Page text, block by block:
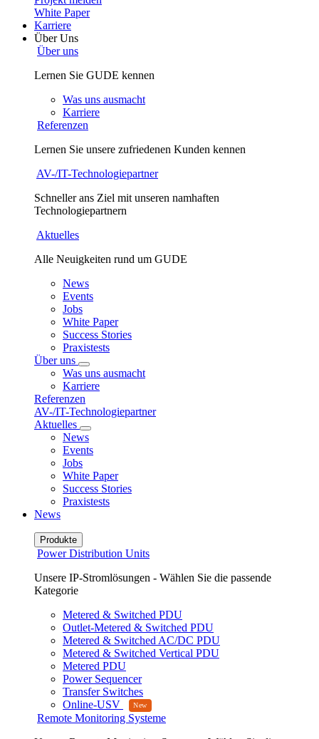
White Paper
Karriere
Über Uns
Über uns
Lernen Sie GUDE kennen
Was uns ausmacht
Karriere
Referenzen
Lernen Sie unsere zufriedenen Kunden kennen
AV-/IT-Technologiepartner
Schneller ans Ziel mit unseren namhaften
Technologiepartnern
Aktuelles
Alle Neuigkeiten rund um GUDE
News
Events
Jobs
White Paper
Success Stories
Praxistests
Über uns
Was uns ausmacht
Karriere
Referenzen
AV-/IT-Technologiepartner
Aktuelles
News
Events
Jobs
White Paper
Success Stories
Praxistests
News
Produkte
Power Distribution Units
Unsere IP-Stromlösungen - Wählen Sie die passende
Kategorie
Metered & Switched PDU
Outlet-Metered & Switched PDU
Metered & Switched AC/DC PDU
Metered & Switched Vertical PDU
Metered PDU
Power Sequencer
Transfer Switches
Online-USV
Remote Monitoring Systeme